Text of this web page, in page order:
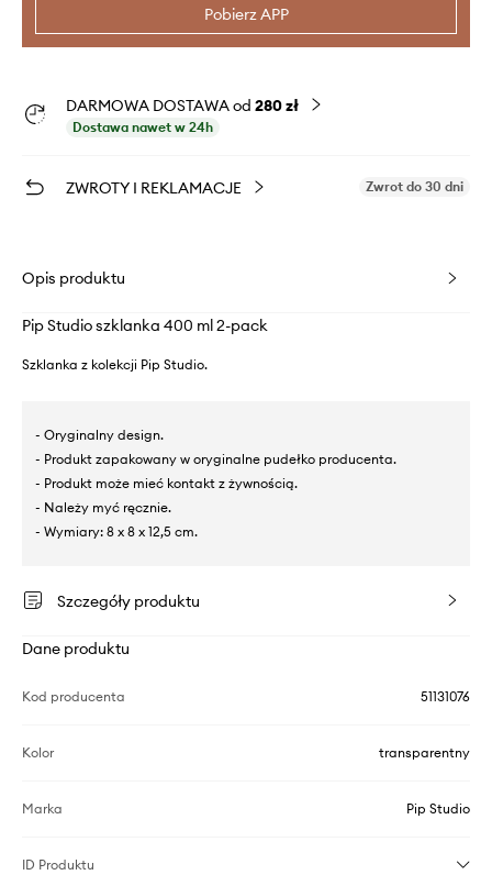
Pobierz APP
DARMOWA DOSTAWA od 280 zł
Dostawa nawet w 24h
ZWROTY I REKLAMACJE Zwrot do 30 dni
Opis produktu
Pip Studio szklanka 400 ml 2-pack
Szklanka z kolekcji Pip Studio.
- Oryginalny design.
- Produkt zapakowany w oryginalne pudełko producenta.
- Produkt może mieć kontakt z żywnością.
- Należy myć ręcznie.
- Wymiary: 8 x 8 x 12,5 cm.
Szczegóły produktu
Dane produktu
Kod producenta 51131076
Kolor transparentny
Marka Pip Studio
ID Produktu